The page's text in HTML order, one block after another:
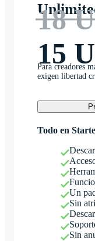
18
15
Para creadores
exigen libertad
Todo en
Un
Sin
Sin